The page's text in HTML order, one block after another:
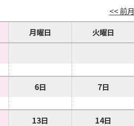
<< 前月
月曜日 火曜日
6日 7日
13日 14日